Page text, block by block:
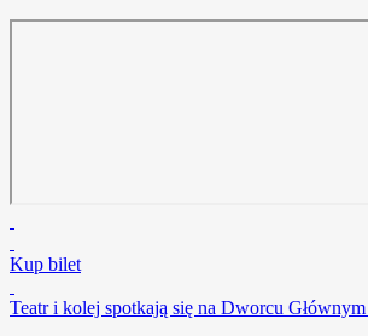
Kup bilet
Teatr i kolej spotkają się na Dworcu